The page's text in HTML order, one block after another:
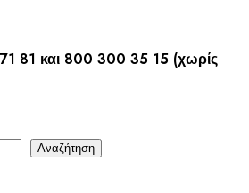
81 και 800 300 35 15 (χωρίς
Αναζήτηση